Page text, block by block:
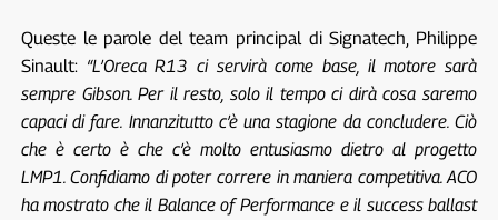
Queste le parole del team principal di Signatech, Philippe
Sinault: “L’Oreca R13 ci servirà come base, il motore sarà
sempre Gibson. Per il resto, solo il tempo ci dirà cosa saremo
capaci di fare. Innanzitutto c’è una stagione da concludere. Ciò
che è certo è che c’è molto entusiasmo dietro al progetto
LMP1. Confidiamo di poter correre in maniera competitiva. ACO
ha mostrato che il Balance of Performance e il success ballast